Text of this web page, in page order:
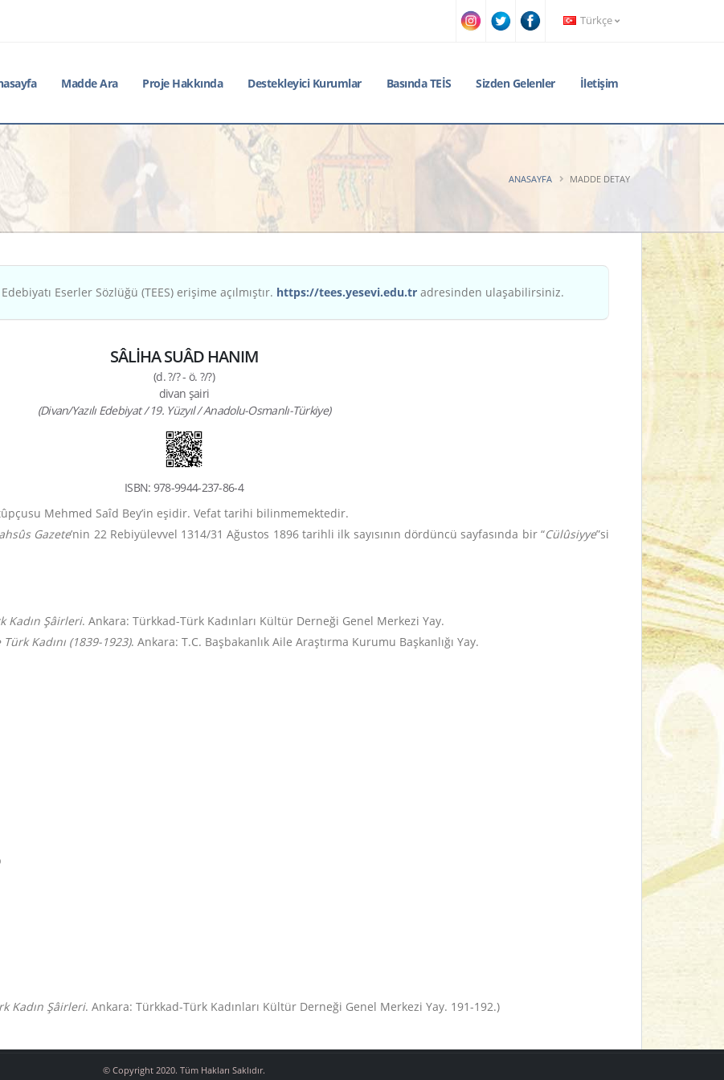
Türkçe
Madde Ara Proje Hakkında Destekleyici Kurumlar Basında TEİS Sizden Gelenler İletişim
ANASAYFA MADDE DETAY
Eserler Sözlüğü (TEES) erişime açılmıştır. https://tees.yesevi.edu.tr adresinden ulaşabilirsiniz.
SÂLİHA SUÂD HANIM
(d. ?/? - ö. ?/?)
divan şairi
(Divan/Yazılı Edebiyat / 19. Yüzyıl / Anadolu-Osmanlı-Türkiye)
ISBN: 978-9944-237-86-4
Mehmed Saîd Bey’in eşidir. Vefat tarihi bilinmemektedir.
Gazete’nin 22 Rebiyülevvel 1314/31 Ağustos 1896 tarihli ilk sayısının dördüncü sayfasında bir “Cülûsiyye”si
Kadın Şâirleri. Ankara: Türkkad-Türk Kadınları Kültür Derneği Genel Merkezi Yay.
Kadını (1839-1923). Ankara: T.C. Başbakanlık Aile Araştırma Kurumu Başkanlığı Yay.
Kadın Şâirleri. Ankara: Türkkad-Türk Kadınları Kültür Derneği Genel Merkezi Yay. 191-192.)
© Copyright 2020. Tüm Hakları Saklıdır.